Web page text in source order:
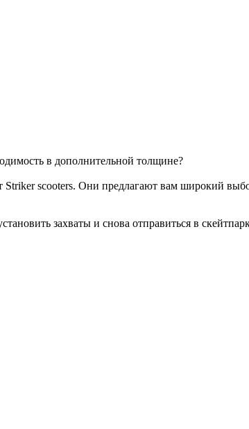
в дополнительной толщине?
Striker scooters. Они предлагают вам широкий
захваты и снова отправиться в